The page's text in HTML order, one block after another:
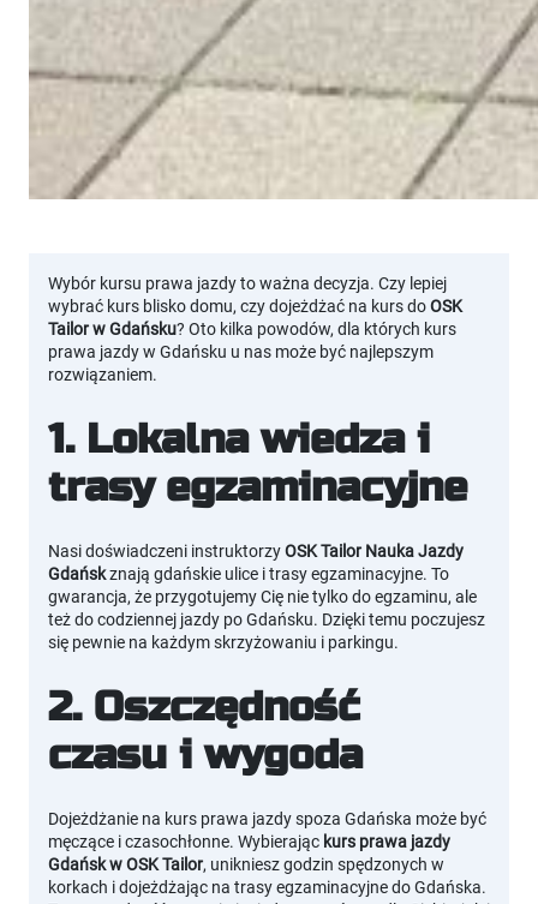
Wybór kursu prawa jazdy to ważna decyzja. Czy lepiej
wybrać kurs blisko domu, czy dojeżdżać na kurs doOSK
Tailor w Gdańsku? Oto kilka powodów, dla których kurs
prawa jazdy w Gdańsku u nas może być najlepszym
rozwiązaniem.
1. Lokalna wiedza i
trasy egzaminacyjne
Nasi doświadczeni instruktorzyOSK Tailor Nauka Jazdy
Gdańskznają gdańskie ulice i trasy egzaminacyjne. To
gwarancja, że przygotujemy Cię nie tylko do egzaminu, ale
też do codziennej jazdy po Gdańsku. Dzięki temu poczujesz
się pewnie na każdym skrzyżowaniu i parkingu.
2. Oszczędność
czasu i wygoda
Dojeżdżanie na kurs prawa jazdy spoza Gdańska może być
męczące i czasochłonne. Wybierając kurs prawa jazdy
Gdańsk w OSK Tailor, unikniesz godzin spędzonych w
korkach i dojeżdżając na trasy egzaminacyjne do Gdańska.